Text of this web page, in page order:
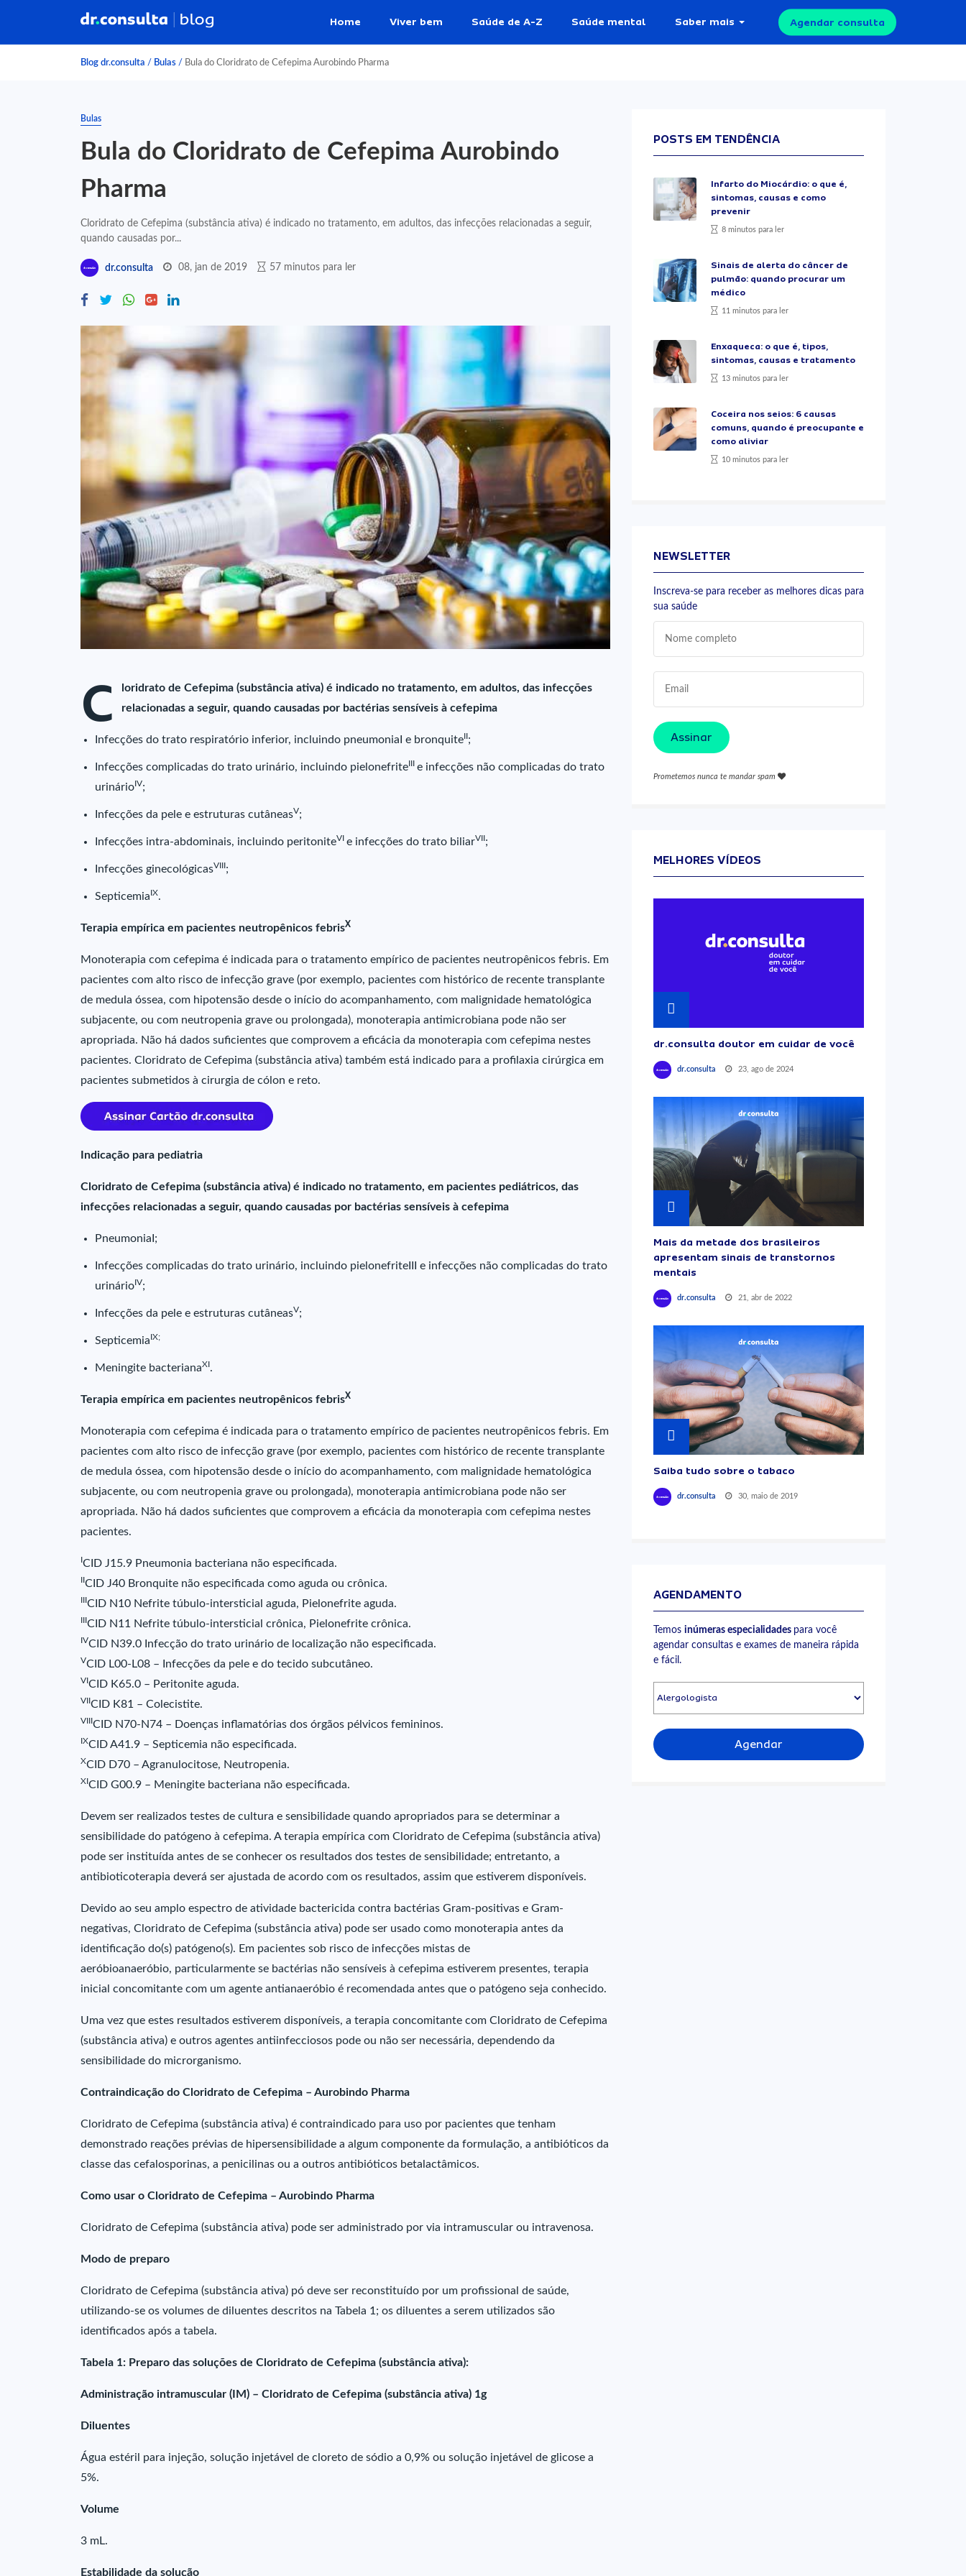
Home Viver bem Saúde de A-Z Saúde mental Saber mais Agendar consulta
Blog dr.consulta / Bulas / Bula do Cloridrato de Cefepima Aurobindo Pharma
Bulas
Bula do Cloridrato de Cefepima Aurobindo
Pharma
Cloridrato de Cefepima (substância ativa) é indicado no tratamento, em adultos, das infecções relacionadas a seguir,
quando causadas por...
dr.consulta 08, jan de 2019 57 minutos para ler
C
loridrato de Cefepima (substância ativa) é indicado no tratamento, em adultos, das infecções
relacionadas a seguir, quando causadas por bactérias sensíveis à cefepima
Infecções do trato respiratório inferior, incluindo pneumoniaI e bronquiteII;
Infecções complicadas do trato urinário, incluindo pielonefriteIII e infecções não complicadas do trato
urinárioIV;
Infecções da pele e estruturas cutâneasV;
Infecções intra-abdominais, incluindo peritoniteVI e infecções do trato biliarVII;
Infecções ginecológicasVIII;
SepticemiaIX.
Terapia empírica em pacientes neutropênicos febrisX
Monoterapia com cefepima é indicada para o tratamento empírico de pacientes neutropênicos febris. Em
pacientes com alto risco de infecção grave (por exemplo, pacientes com histórico de recente transplante
de medula óssea, com hipotensão desde o início do acompanhamento, com malignidade hematológica
subjacente, ou com neutropenia grave ou prolongada), monoterapia antimicrobiana pode não ser
apropriada. Não há dados suficientes que comprovem a eficácia da monoterapia com cefepima nestes
pacientes. Cloridrato de Cefepima (substância ativa) também está indicado para a profilaxia cirúrgica em
pacientes submetidos à cirurgia de cólon e reto.
Indicação para pediatria
Cloridrato de Cefepima (substância ativa) é indicado no tratamento, em pacientes pediátricos, das
infecções relacionadas a seguir, quando causadas por bactérias sensíveis à cefepima
PneumoniaI;
Infecções complicadas do trato urinário, incluindo pielonefriteIII e infecções não complicadas do trato
urinárioIV;
Infecções da pele e estruturas cutâneasV;
SepticemiaIX;
Meningite bacterianaXI.
Terapia empírica em pacientes neutropênicos febrisX
Monoterapia com cefepima é indicada para o tratamento empírico de pacientes neutropênicos febris. Em
pacientes com alto risco de infecção grave (por exemplo, pacientes com histórico de recente transplante
de medula óssea, com hipotensão desde o início do acompanhamento, com malignidade hematológica
subjacente, ou com neutropenia grave ou prolongada), monoterapia antimicrobiana pode não ser
apropriada. Não há dados suficientes que comprovem a eficácia da monoterapia com cefepima nestes
pacientes.
ICID J15.9 Pneumonia bacteriana não especificada.
IICID J40 Bronquite não especificada como aguda ou crônica.
IIICID N10 Nefrite túbulo-intersticial aguda, Pielonefrite aguda.
IIICID N11 Nefrite túbulo-intersticial crônica, Pielonefrite crônica.
IVCID N39.0 Infecção do trato urinário de localização não especificada.
VCID L00-L08 – Infecções da pele e do tecido subcutâneo.
VICID K65.0 – Peritonite aguda.
VIICID K81 – Colecistite.
VIIICID N70-N74 – Doenças inflamatórias dos órgãos pélvicos femininos.
IXCID A41.9 – Septicemia não especificada.
XCID D70 – Agranulocitose, Neutropenia.
XICID G00.9 – Meningite bacteriana não especificada.
Devem ser realizados testes de cultura e sensibilidade quando apropriados para se determinar a
sensibilidade do patógeno à cefepima. A terapia empírica com Cloridrato de Cefepima (substância ativa)
pode ser instituída antes de se conhecer os resultados dos testes de sensibilidade; entretanto, a
antibioticoterapia deverá ser ajustada de acordo com os resultados, assim que estiverem disponíveis.
Devido ao seu amplo espectro de atividade bactericida contra bactérias Gram-positivas e Gram-
negativas, Cloridrato de Cefepima (substância ativa) pode ser usado como monoterapia antes da
identificação do(s) patógeno(s). Em pacientes sob risco de infecções mistas de
aeróbioanaeróbio, particularmente se bactérias não sensíveis à cefepima estiverem presentes, terapia
inicial concomitante com um agente antianaeróbio é recomendada antes que o patógeno seja conhecido.
Uma vez que estes resultados estiverem disponíveis, a terapia concomitante com Cloridrato de Cefepima
(substância ativa) e outros agentes antiinfecciosos pode ou não ser necessária, dependendo da
sensibilidade do microrganismo.
Contraindicação do Cloridrato de Cefepima – Aurobindo Pharma
Cloridrato de Cefepima (substância ativa) é contraindicado para uso por pacientes que tenham
demonstrado reações prévias de hipersensibilidade a algum componente da formulação, a antibióticos da
classe das cefalosporinas, a penicilinas ou a outros antibióticos betalactâmicos.
Como usar o Cloridrato de Cefepima – Aurobindo Pharma
Cloridrato de Cefepima (substância ativa) pode ser administrado por via intramuscular ou intravenosa.
Modo de preparo
Cloridrato de Cefepima (substância ativa) pó deve ser reconstituído por um profissional de saúde,
utilizando-se os volumes de diluentes descritos na Tabela 1; os diluentes a serem utilizados são
identificados após a tabela.
Tabela 1: Preparo das soluções de Cloridrato de Cefepima (substância ativa):
Administração intramuscular (IM) – Cloridrato de Cefepima (substância ativa) 1g
Diluentes
Água estéril para injeção, solução injetável de cloreto de sódio a 0,9% ou solução injetável de glicose a
5%.
Volume
3 mL.
Estabilidade da solução
POSTS EM TENDÊNCIA
Infarto do Miocárdio: o que é,
sintomas, causas e como
prevenir
8 minutos para ler
Sinais de alerta do câncer de
pulmão: quando procurar um
médico
11 minutos para ler
Enxaqueca: o que é, tipos,
sintomas, causas e tratamento
13 minutos para ler
Coceira nos seios: 6 causas
comuns, quando é preocupante e
como aliviar
10 minutos para ler
NEWSLETTER
Inscreva-se para receber as melhores dicas para
sua saúde
Assinar
Prometemos nunca te mandar spam
MELHORES VÍDEOS
dr.consulta doutor em cuidar de você
dr.consulta 23, ago de 2024
Mais da metade dos brasileiros
apresentam sinais de transtornos
mentais
dr.consulta 21, abr de 2022
Saiba tudo sobre o tabaco
dr.consulta 30, maio de 2019
AGENDAMENTO
Temos inúmeras especialidades para você
agendar consultas e exames de maneira rápida
e fácil.
Agendar